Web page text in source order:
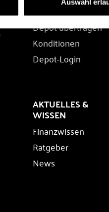
Auswahl
Depot übertragen
Konditionen
Depot-Login
AKTUELLES &
WISSEN
Finanzwissen
Ratgeber
News